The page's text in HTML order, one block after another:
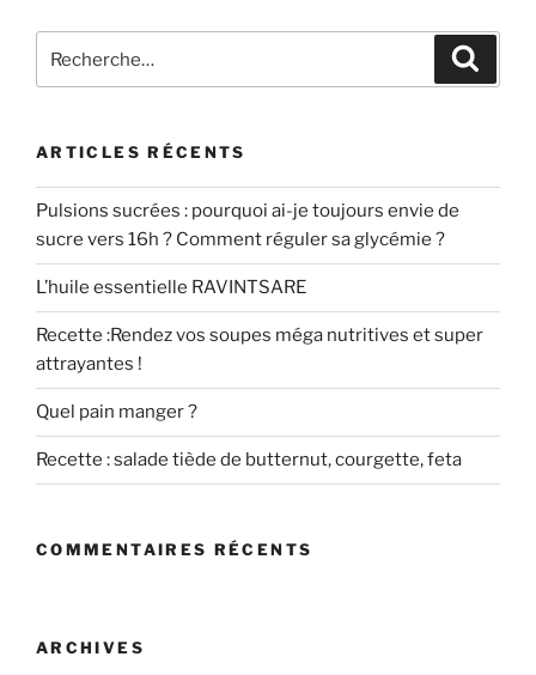
pour
ARTICLES RÉCENTS
Pulsions sucrées : pourquoi ai-je toujours envie de
sucre vers 16h ? Comment réguler sa glycémie ?
L’huile essentielle RAVINTSARE
Recette :Rendez vos soupes méga nutritives et super
attrayantes !
Quel pain manger ?
Recette : salade tiède de butternut, courgette, feta
COMMENTAIRES RÉCENTS
ARCHIVES